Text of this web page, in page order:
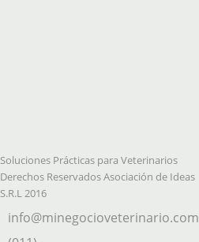
Soluciones Prácticas para Veterinarios
Derechos Reservados Asociación de Ideas
S.R.L 2016
info@minegocioveterinario.com